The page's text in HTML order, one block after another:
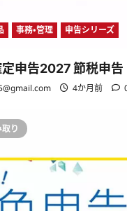
事務・管理 申告シリーズ
申告2027 節税申
4か月前
り